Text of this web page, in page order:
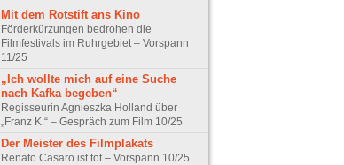
Mit dem Rotstift ans Kino
Förderkürzungen bedrohen die
Filmfestivals im Ruhrgebiet – Vorspann
11/25
„Ich wollte mich auf eine Suche
nach Kafka begeben“
Regisseurin Agnieszka Holland über
„Franz K.“ – Gespräch zum Film 10/25
Der Meister des Filmplakats
Renato Casaro ist tot – Vorspann 10/25